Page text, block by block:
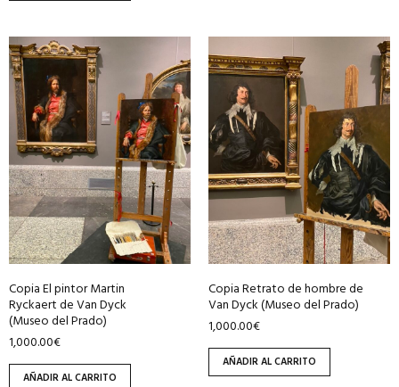
Copia El pintor Martin
Ryckaert de Van Dyck
(Museo del Prado)
1,000.00€
AÑADIR AL CARRITO
Copia Retrato de hombre de
Van Dyck (Museo del Prado)
1,000.00€
AÑADIR AL CARRITO